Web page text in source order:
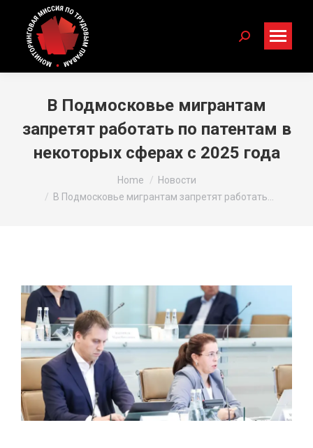
Search:
В Подмосковье мигрантам
запретят работать по патентам в
некоторых сферах с 2025 года
Home
Новости
В Подмосковье мигрантам запретят работать…